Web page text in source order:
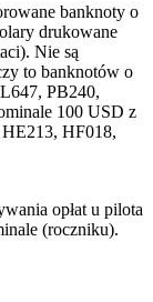
banknoty o
drukowane
Nie są
to banknotów o
PB240,
100 USD z
HF018,
opłat u pilota
(roczniku).